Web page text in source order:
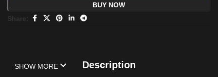
BUY NOW
Share:
Description
SHOW MORE